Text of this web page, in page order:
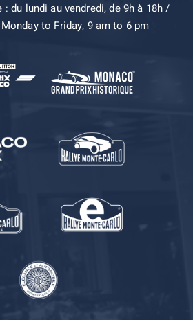
: du lundi au vendredi, de 9h à 18h /
to Friday, 9 am to 6 pm